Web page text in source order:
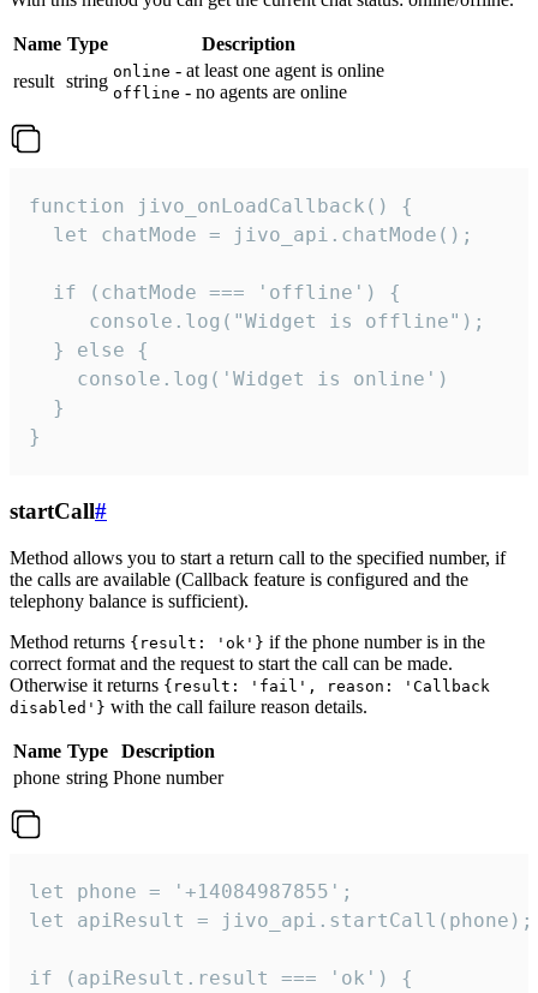
Name Type
Description
result string online - at least one agent is online
offline - no agents are online
function jivo_onLoadCallback() {
  let chatMode = jivo_api.chatMode();
  if (chatMode === 'offline') {
     console.log("Widget is offline");
  } else {
    console.log('Widget is online')
  }
}
startCall#
Method allows you to start a return call to the specified number, if
the calls are available (Callback feature is configured and the
telephony balance is sufficient).
Method returns {result: 'ok'} if the phone number is in the
correct format and the request to start the call can be made.
Otherwise it returns {result: 'fail', reason: 'Callback
disabled'} with the call failure reason details.
Name Type
Description
phone string Phone number
let phone = '+14084987855';
let apiResult = jivo_api.startCall(phone);
if (apiResult.result === 'ok') {